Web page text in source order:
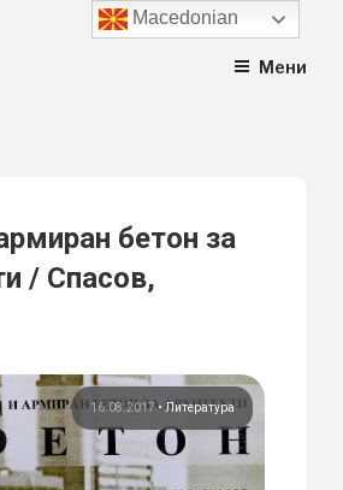
Мени
бетон за
/ Спасов,
16.08.2017• Литература
Macedonian